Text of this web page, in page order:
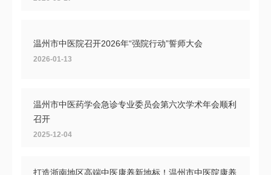
温州市中医院召开2026年“强院行动”誓师大会
2026-01-13
温州市中医药学会急诊专业委员会第六次学术年会顺利
召开
2025-12-04
打造浙南地区高端中医康养新地标！温州市中医院康养